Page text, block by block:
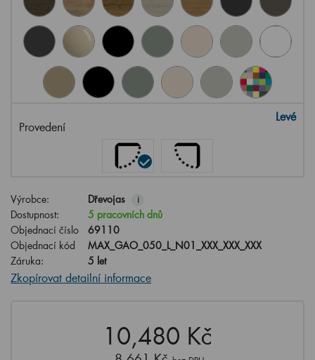
Provedení
Levé
Výrobce: Dřevojas i
Dostupnost:
5 pracovních dnů
Objednací číslo
69110
Objednací kód
MAX_GAO_050_L_N01_XXX_XXX_XXX
Záruka:
5 let
Zkopírovat detailní informace
10,480 Kč